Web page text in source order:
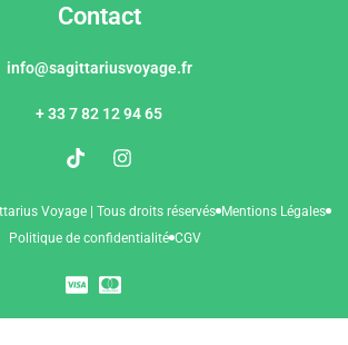
Contact
info@sagittariusvoyage.fr
+ 33 7 82 12 94 65
Voyage | Tous droits réservés Mentions Légales
Politique de confidentialité CGV